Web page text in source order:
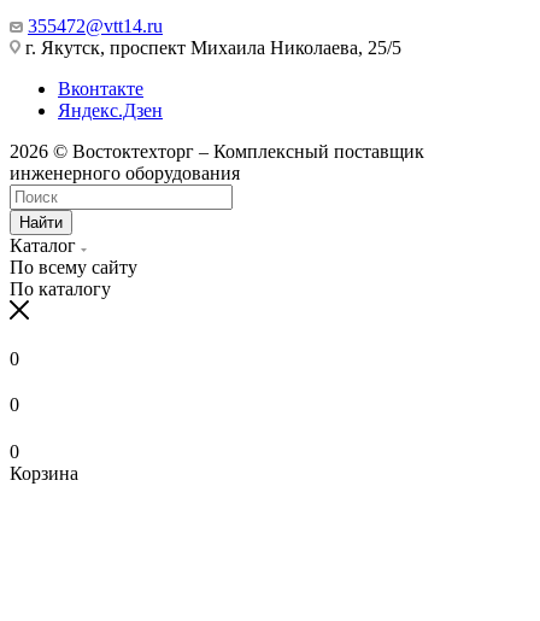
355472@vtt14.ru
г. Якутск, проспект Михаила Николаева, 25/5
Вконтакте
Яндекс.Дзен
2026 © Востоктехторг – Комплексный поставщик
инженерного оборудования
Найти
Каталог
По всему сайту
По каталогу
0
0
0
Корзина